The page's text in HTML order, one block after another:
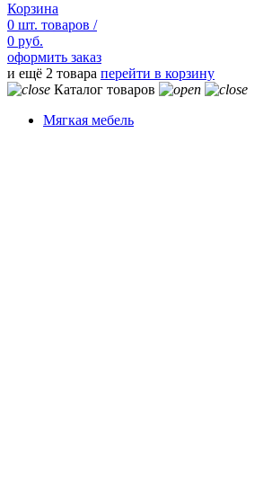
Корзина
0 шт. товаров /
0 руб.
оформить заказ
и ещё 2 товара перейти в корзину
Каталог товаров
Мягкая мебель